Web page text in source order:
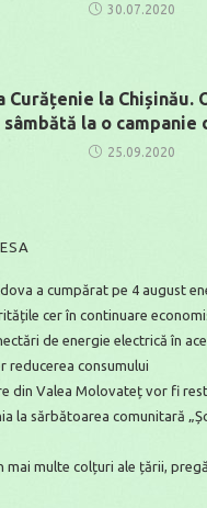
30.07.2020
Curățenie la Chișinău.
la o campanie
25.09.2020
a cumpărat pe 4 august
cer în continuare
de energie electrică în
reducerea consumului
din Valea Molovateț vor fi
la sărbătoarea comunitară
mai multe colțuri ale țării,